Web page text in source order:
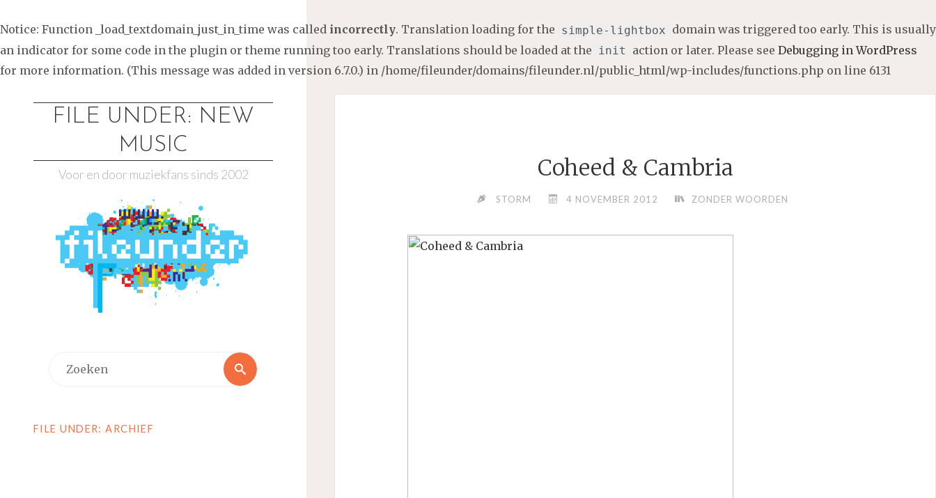
Notice: Function _load_textdomain_just_in_time was called incorrectly. Translation loading for the simple-lightbox domain was triggered too early. This is usually
an indicator for some code in the plugin or theme running too early. Translations should be loaded at the init action or later. Please see Debugging in WordPress
for more information. (This message was added in version 6.7.0.) in /home/fileunder/domains/fileunder.nl/public_html/wp-includes/functions.php on line 6131
FILE UNDER: NEW
MUSIC
Voor en door muziekfans sinds 2002
Zoeken
FILE UNDER: ARCHIEF
Coheed & Cambria
STORM 4 NOVEMBER 2012 ZONDER WOORDEN